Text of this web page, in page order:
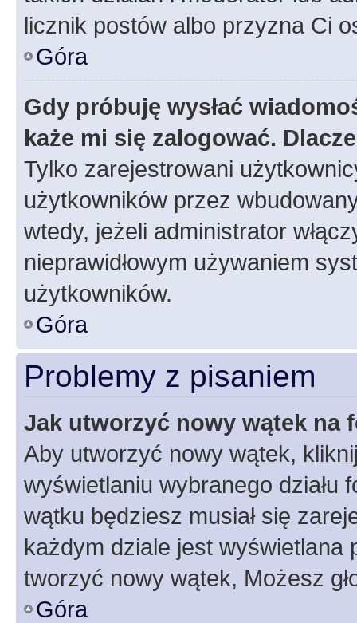
licznik postów albo przyzna Ci
Góra
Gdy próbuję wysłać
każe mi się zalogować.
Tylko zarejestrowani
użytkowników przez
wtedy, jeżeli administrator
nieprawidłowym używaniem
użytkowników.
Góra
Problemy z pisaniem
Jak utworzyć nowy wątek na
Aby utworzyć nowy wątek,
wyświetlaniu wybranego działu
wątku będziesz musiał się
każdym dziale jest wyświetlana
tworzyć nowy wątek, Możesz
Góra